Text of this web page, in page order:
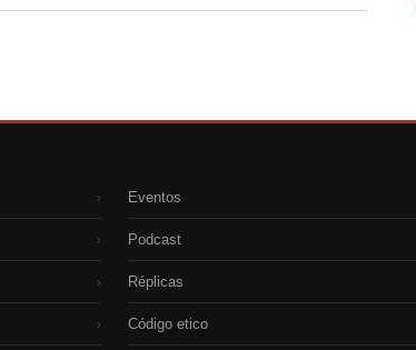
›
›
›
›
Eventos
Podcast
Réplicas
Código etico